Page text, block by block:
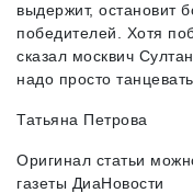
выдержит, остановит
победителей. Хотя
сказал москвич
надо просто
Татьяна Петрова
Оригинал статьи
газеты ДиаНовости